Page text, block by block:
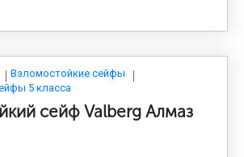
ДЛЯ ДОМА
Взломостойкие сейфы
5 класса
сейф Valberg Алмаз